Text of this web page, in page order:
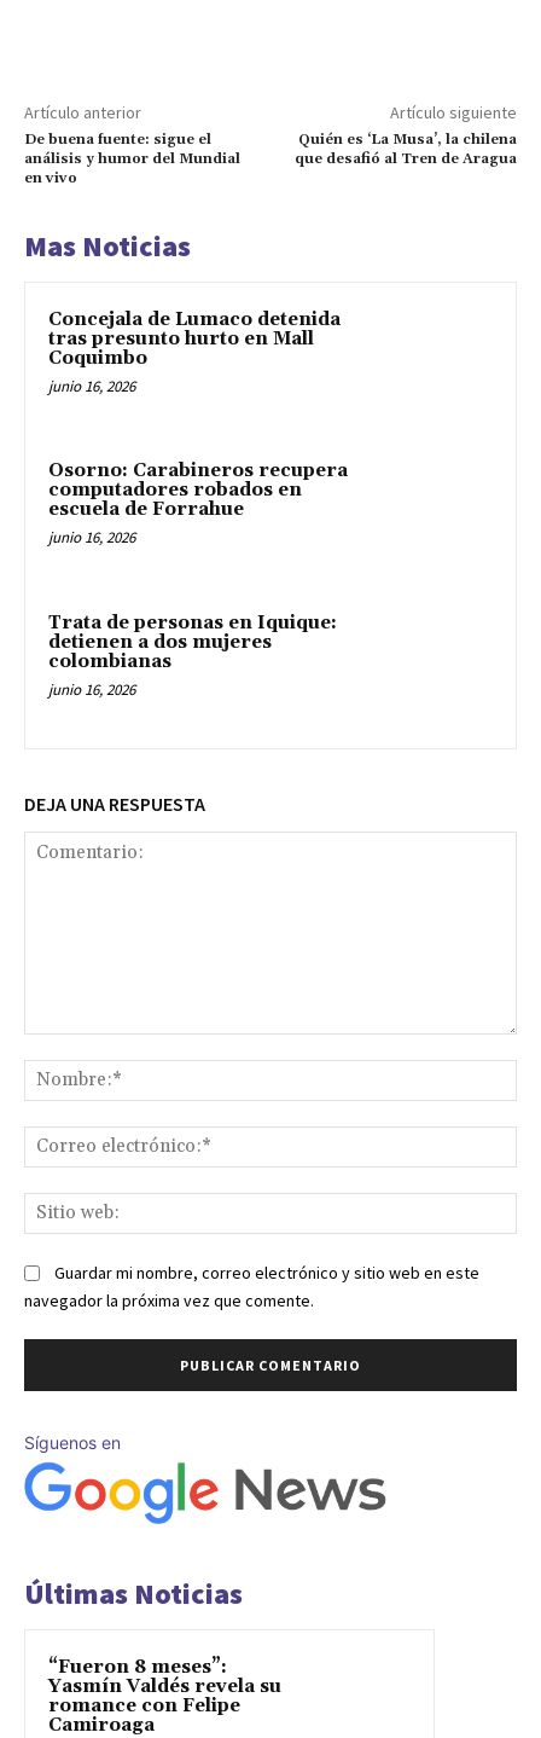
Artículo anterior
De buena fuente: sigue el
análisis y humor del Mundial
en vivo
Artículo siguiente
Quién es ‘La Musa’, la chilena
que desafió al Tren de Aragua
Mas Noticias
Concejala de Lumaco detenida
tras presunto hurto en Mall
Coquimbo
junio 16, 2026
Osorno: Carabineros recupera
computadores robados en
escuela de Forrahue
junio 16, 2026
Trata de personas en Iquique:
detienen a dos mujeres
colombianas
junio 16, 2026
DEJA UNA RESPUESTA
Guardar mi nombre, correo electrónico y sitio web en este
navegador la próxima vez que comente.
Síguenos en
Últimas Noticias
“Fueron 8 meses”:
Yasmín Valdés revela su
romance con Felipe
Camiroaga